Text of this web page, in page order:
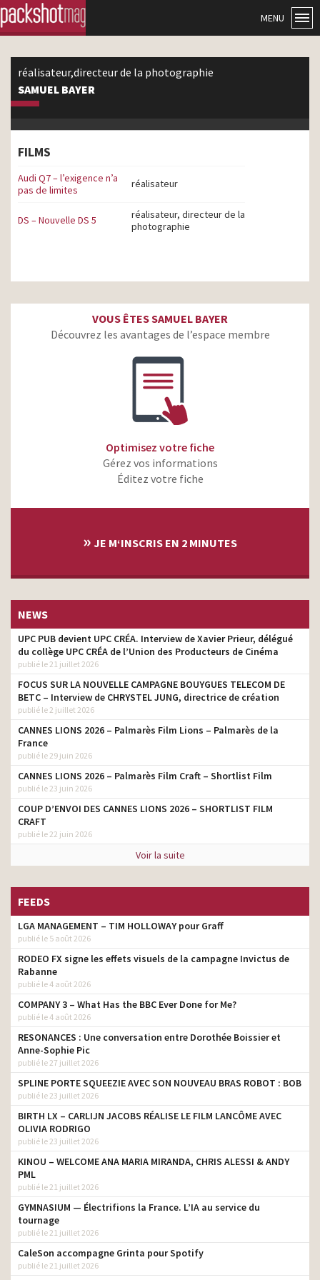
MENU
réalisateur,directeur de la photographie
SAMUEL BAYER
FILMS
Audi Q7 – l’exigence n’a
pas de limites
réalisateur
DS – Nouvelle DS 5
réalisateur, directeur de la
photographie
VOUS ÊTES SAMUEL BAYER
Découvrez les avantages de l’espace membre
Optimisez votre fiche
Gérez vos informations
Éditez votre fiche
» JE M‘INSCRIS EN 2 MINUTES
NEWS
UPC PUB devient UPC CRÉA. Interview de Xavier Prieur, délégué
du collège UPC CRÉA de l’Union des Producteurs de Cinéma
publié le 21 juillet 2026
FOCUS SUR LA NOUVELLE CAMPAGNE BOUYGUES TELECOM DE
BETC – Interview de CHRYSTEL JUNG, directrice de création
publié le 2 juillet 2026
CANNES LIONS 2026 – Palmarès Film Lions – Palmarès de la
France
publié le 29 juin 2026
CANNES LIONS 2026 – Palmarès Film Craft – Shortlist Film
publié le 23 juin 2026
COUP D’ENVOI DES CANNES LIONS 2026 – SHORTLIST FILM
CRAFT
publié le 22 juin 2026
Voir la suite
FEEDS
LGA MANAGEMENT – TIM HOLLOWAY pour Graff
publié le 5 août 2026
RODEO FX signe les effets visuels de la campagne Invictus de
Rabanne
publié le 4 août 2026
COMPANY 3 – What Has the BBC Ever Done for Me?
publié le 4 août 2026
RESONANCES : Une conversation entre Dorothée Boissier et
Anne-Sophie Pic
publié le 27 juillet 2026
SPLINE PORTE SQUEEZIE AVEC SON NOUVEAU BRAS ROBOT : BOB
publié le 23 juillet 2026
BIRTH LX – CARLIJN JACOBS RÉALISE LE FILM LANCÔME AVEC
OLIVIA RODRIGO
publié le 23 juillet 2026
KINOU – WELCOME ANA MARIA MIRANDA, CHRIS ALESSI & ANDY
PML
publié le 21 juillet 2026
GYMNASIUM — Électrifions la France. L’IA au service du
tournage
publié le 21 juillet 2026
CaleSon accompagne Grinta pour Spotify
publié le 21 juillet 2026